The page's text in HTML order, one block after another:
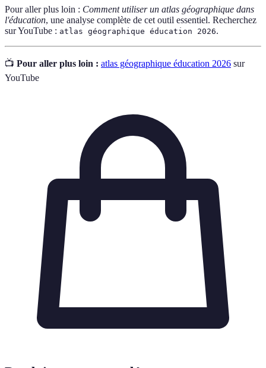
Pour aller plus loin : Comment utiliser un atlas géographique dans
l'éducation, une analyse complète de cet outil essentiel. Recherchez
sur YouTube : atlas géographique éducation 2026.
📺 Pour aller plus loin : atlas géographique éducation 2026 sur
YouTube